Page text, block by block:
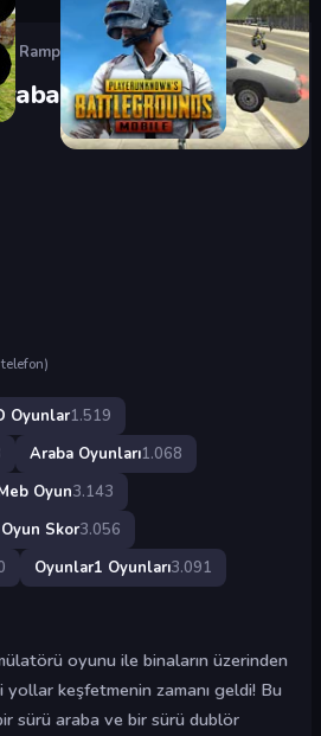
Rampa Araba Simülatörü
Simülatörü
Oyunlar1.519
Araba Oyunları1.068
Oyun3.143
Oyun Skor3.056
Oyunlar1 Oyunları3.091
oyunu ile binaların üzerinden
yollar keşfetmenin zamanı geldi! Bu
sürü araba ve bir sürü dublör